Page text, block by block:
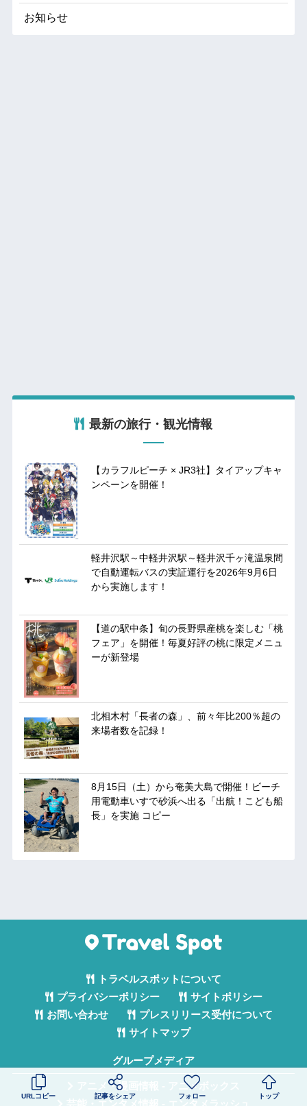
お知らせ
最新の旅行・観光情報
【カラフルピーチ × JR3社】タイアップキャ
ンペーンを開催！
軽井沢駅～中軽井沢駅～軽井沢千ヶ滝温泉間
で自動運転バスの実証運行を2026年9月6日
から実施します！
【道の駅中条】旬の長野県産桃を楽しむ「桃
フェア」を開催！毎夏好評の桃に限定メニュ
ーが新登場
北相木村「長者の森」、前々年比200％超の
来場者数を記録！
8月15日（土）から奄美大島で開催！ビーチ
用電動車いすで砂浜へ出る「出航！こども船
長」を実施 コピー
トラベルスポットについて
プライバシーポリシー
サイトポリシー
お問い合わせ
プレスリリース受付について
サイトマップ
グループメディア
アニメ・漫画情報 - アニメボックス
URLコピー 記事をシェア フォロー トップ